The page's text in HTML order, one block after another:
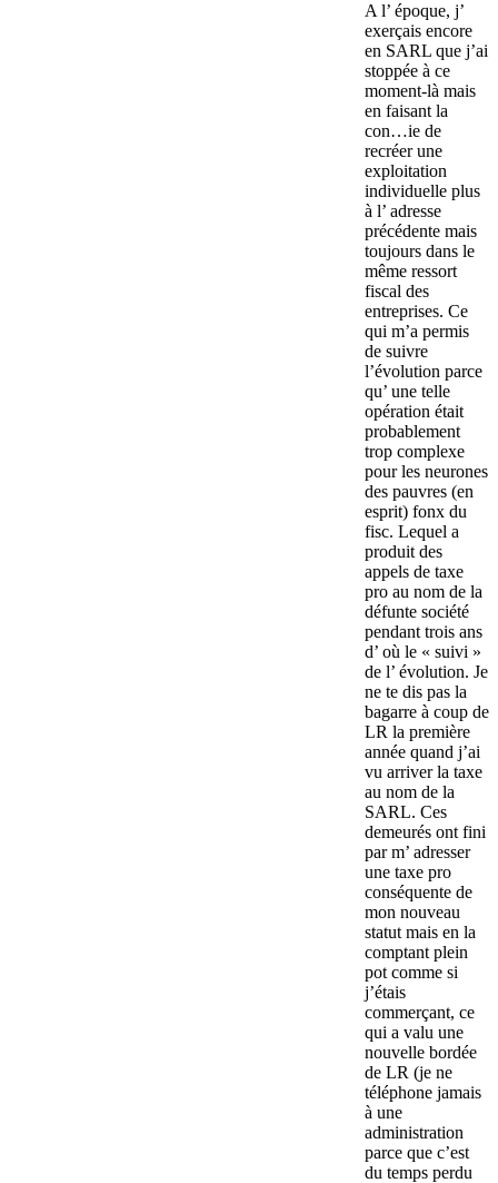
A l’ époque, j’
exerçais encore
en SARL que j’ai
stoppée à ce
moment-là mais
en faisant la
con…ie de
recréer une
exploitation
individuelle plus
à l’ adresse
précédente mais
toujours dans le
même ressort
fiscal des
entreprises. Ce
qui m’a permis
de suivre
l’évolution parce
qu’ une telle
opération était
probablement
trop complexe
pour les neurones
des pauvres (en
esprit) fonx du
fisc. Lequel a
produit des
appels de taxe
pro au nom de la
défunte société
pendant trois ans
d’ où le « suivi »
de l’ évolution. Je
ne te dis pas la
bagarre à coup de
LR la première
année quand j’ai
vu arriver la taxe
au nom de la
SARL. Ces
demeurés ont fini
par m’ adresser
une taxe pro
conséquente de
mon nouveau
statut mais en la
comptant plein
pot comme si
j’étais
commerçant, ce
qui a valu une
nouvelle bordée
de LR (je ne
téléphone jamais
à une
administration
parce que c’est
du temps perdu